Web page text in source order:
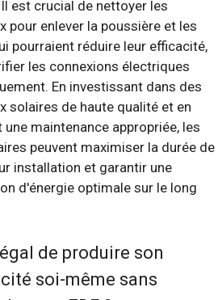
est crucial de nettoyer les
pour enlever la poussière et les
pourraient réduire leur efficacité,
les connexions électriques
En investissant dans des
solaires de haute qualité et en
une maintenance appropriée, les
peuvent maximiser la durée de
installation et garantir une
d'énergie optimale sur le long
de produire son
soi-même sans